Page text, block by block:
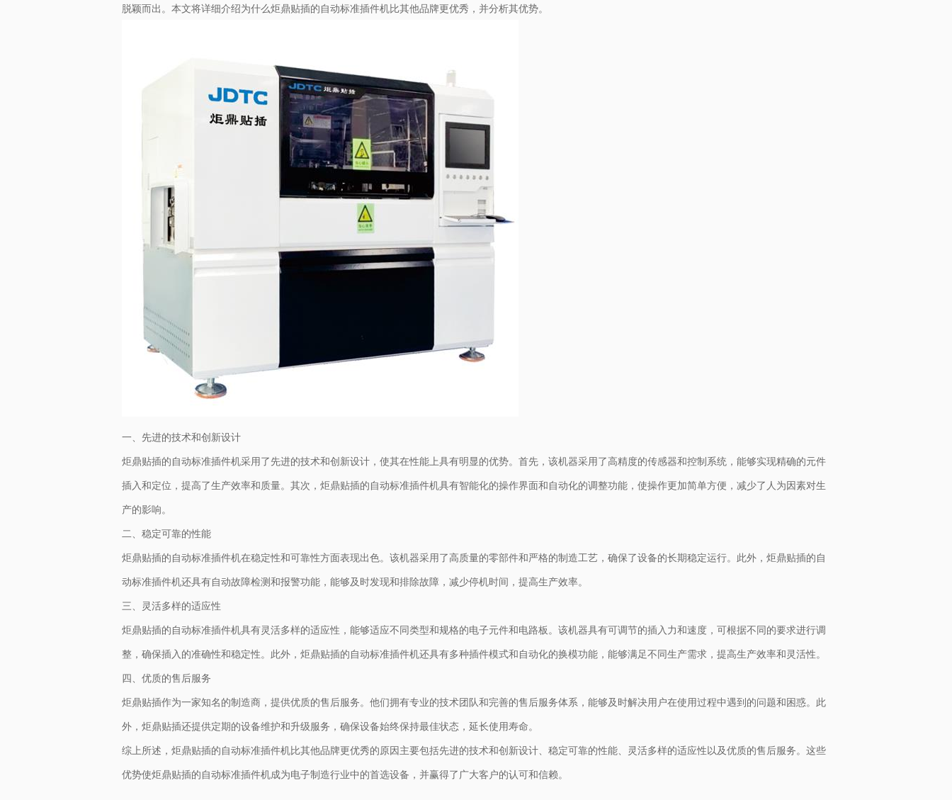
脱颖而出。本文将详细介绍为什么炬鼎贴插的自动标准插件机比其他品牌更优秀，并分析其优势。
一、先进的技术和创新设计
炬鼎贴插的自动标准插件机采用了先进的技术和创新设计，使其在性能上具有明显的优势。首先，该机器采用了高精度的传感器和控制系统，能够实现精确的元件
插入和定位，提高了生产效率和质量。其次，炬鼎贴插的自动标准插件机具有智能化的操作界面和自动化的调整功能，使操作更加简单方便，减少了人为因素对生
产的影响。
二、稳定可靠的性能
炬鼎贴插的自动标准插件机在稳定性和可靠性方面表现出色。该机器采用了高质量的零部件和严格的制造工艺，确保了设备的长期稳定运行。此外，炬鼎贴插的自
动标准插件机还具有自动故障检测和报警功能，能够及时发现和排除故障，减少停机时间，提高生产效率。
三、灵活多样的适应性
炬鼎贴插的自动标准插件机具有灵活多样的适应性，能够适应不同类型和规格的电子元件和电路板。该机器具有可调节的插入力和速度，可根据不同的要求进行调
整，确保插入的准确性和稳定性。此外，炬鼎贴插的自动标准插件机还具有多种插件模式和自动化的换模功能，能够满足不同生产需求，提高生产效率和灵活性。
四、优质的售后服务
炬鼎贴插作为一家知名的制造商，提供优质的售后服务。他们拥有专业的技术团队和完善的售后服务体系，能够及时解决用户在使用过程中遇到的问题和困惑。此
外，炬鼎贴插还提供定期的设备维护和升级服务，确保设备始终保持最佳状态，延长使用寿命。
综上所述，炬鼎贴插的自动标准插件机比其他品牌更优秀的原因主要包括先进的技术和创新设计、稳定可靠的性能、灵活多样的适应性以及优质的售后服务。这些
优势使炬鼎贴插的自动标准插件机成为电子制造行业中的首选设备，并赢得了广大客户的认可和信赖。